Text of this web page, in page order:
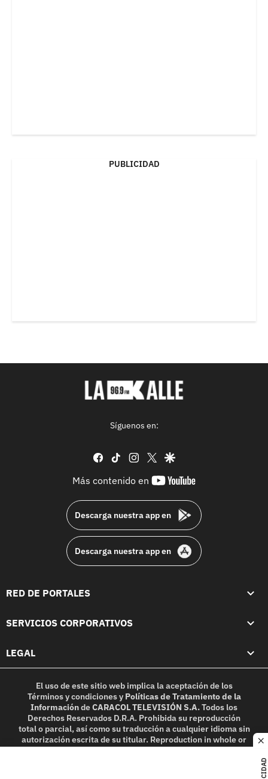
PUBLICIDAD
Síguenos en:
facebook
tiktok instagram
twittergoogle
Más contenido en
youtube-
Descarga nuestra app en
Descarga nuestra app en
RED DE PORTALES
SERVICIOS CORPORATIVOS
LEGAL
El uso de este sitio web implica la aceptación de los
Términos y condicionesy Políticas de Tratamiento de la
InformacióndeCARACOL TELEVISIÓN S.A.Todos los
Derechos Reservados D.R.A. Prohibida su reproducción
total o parcial, así como su traducción a cualquier idioma sin
autorización escrita de su titular. Reproduction in whole or
in part, or translation without written permission is